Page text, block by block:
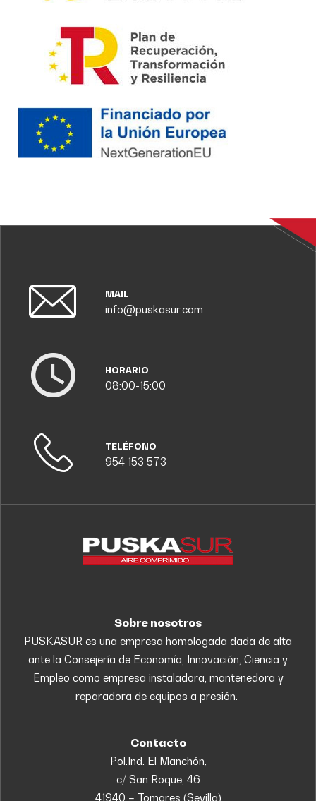
MAIL
info@puskasur.com
HORARIO
08:00-15:00
TELÉFONO
954 153 573
Sobre nosotros
PUSKASUR es una empresa homologada dada de alta
ante la Consejería de Economía, Innovación, Ciencia y
Empleo como empresa instaladora, mantenedora y
reparadora de equipos a presión.
Contacto
Pol.Ind. El Manchón,
c/ San Roque, 46
41940 – Tomares (Sevilla)